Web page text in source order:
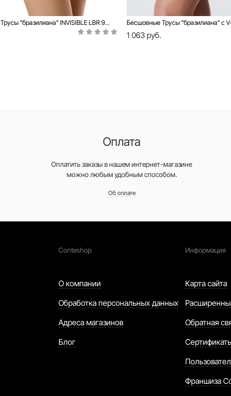
Бесшовные Трусы "бразилиана" INVISIBLE LBR 975 (в пакете)
1 063 руб.
Оплата
Оплатить заказы в нашем интернет-магазине
можно любым удобным способом.
Об оплате
Conteshop
О компании
Обработка персональных данных
Адреса магазинов
Блог
Информация
Карта сайта
Обратная
Франшиза